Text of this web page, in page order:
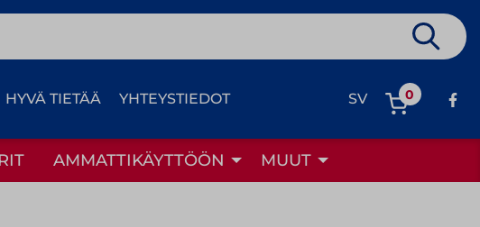
HYVÄ TIETÄÄ YHTEYSTIEDOT SV 0
AMMATTIKÄYTTÖÖN MUUT